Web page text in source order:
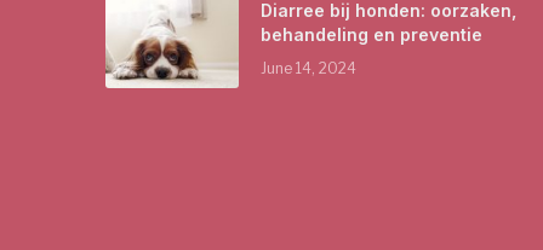
Diarree bij honden: oorzaken,
behandeling en preventie
June 14, 2024